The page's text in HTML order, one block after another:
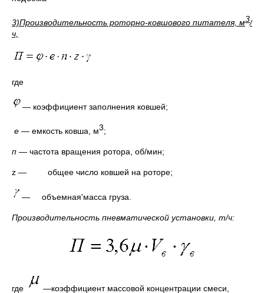
3)Производительность роторно-ковшового питателя, м3/
ч,
где
— коэффициент заполнения ковшей;
е — емкость ковша, м3;
п — частота вращения ротора, об/мин;
z — общее число ковшей на роторе;
— объемная'масса груза.
Производительность пневматической установки, т/ч:
где
—коэффициент массовой концентрации смеси,